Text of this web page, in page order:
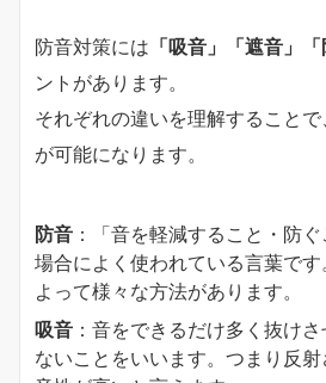
防音対策には 「吸音」「遮音」「
ントがあります。
それぞれの違いを理解すること
が可能になります。
防音 ：「音を軽減すること・防
場合によく使われている言葉で
よって様々な方法があります。
吸音 ：音をできるだけ多く抜け
ないことをいいます。つまり反